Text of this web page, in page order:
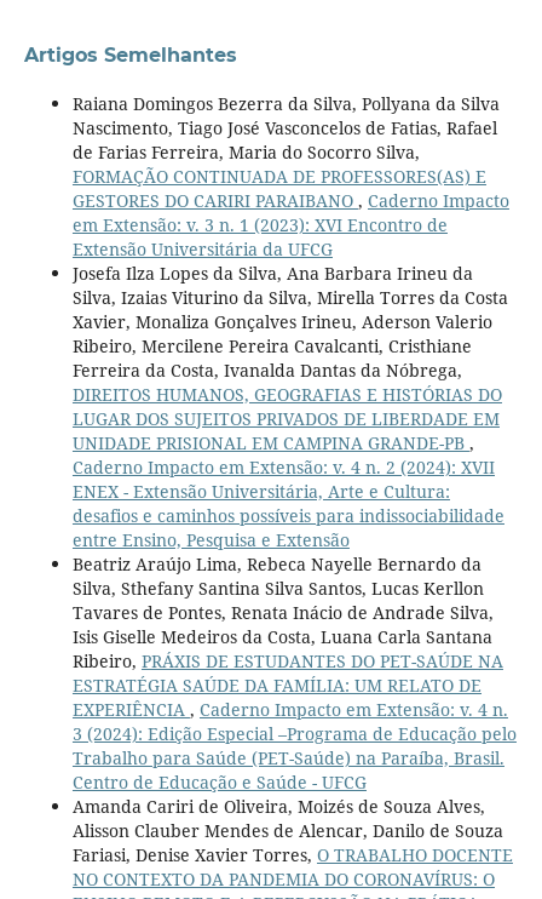
Artigos Semelhantes
Raiana Domingos Bezerra da Silva, Pollyana da Silva
Nascimento, Tiago José Vasconcelos de Fatias, Rafael
de Farias Ferreira, Maria do Socorro Silva,
FORMAÇÃO CONTINUADA DE PROFESSORES(AS) E
GESTORES DO CARIRI PARAIBANO , Caderno Impacto
em Extensão: v. 3 n. 1 (2023): XVI Encontro de
Extensão Universitária da UFCG
Josefa Ilza Lopes da Silva, Ana Barbara Irineu da
Silva, Izaias Viturino da Silva, Mirella Torres da Costa
Xavier, Monaliza Gonçalves Irineu, Aderson Valerio
Ribeiro, Mercilene Pereira Cavalcanti, Cristhiane
Ferreira da Costa, Ivanalda Dantas da Nóbrega,
DIREITOS HUMANOS, GEOGRAFIAS E HISTÓRIAS DO
LUGAR DOS SUJEITOS PRIVADOS DE LIBERDADE EM
UNIDADE PRISIONAL EM CAMPINA GRANDE-PB ,
Caderno Impacto em Extensão: v. 4 n. 2 (2024): XVII
ENEX - Extensão Universitária, Arte e Cultura:
desafios e caminhos possíveis para indissociabilidade
entre Ensino, Pesquisa e Extensão
Beatriz Araújo Lima, Rebeca Nayelle Bernardo da
Silva, Sthefany Santina Silva Santos, Lucas Kerllon
Tavares de Pontes, Renata Inácio de Andrade Silva,
Isis Giselle Medeiros da Costa, Luana Carla Santana
Ribeiro, PRÁXIS DE ESTUDANTES DO PET-SAÚDE NA
ESTRATÉGIA SAÚDE DA FAMÍLIA: UM RELATO DE
EXPERIÊNCIA , Caderno Impacto em Extensão: v. 4 n.
3 (2024): Edição Especial –Programa de Educação pelo
Trabalho para Saúde (PET-Saúde) na Paraíba, Brasil.
Centro de Educação e Saúde - UFCG
Amanda Cariri de Oliveira, Moizés de Souza Alves,
Alisson Clauber Mendes de Alencar, Danilo de Souza
Fariasi, Denise Xavier Torres, O TRABALHO DOCENTE
NO CONTEXTO DA PANDEMIA DO CORONAVÍRUS: O